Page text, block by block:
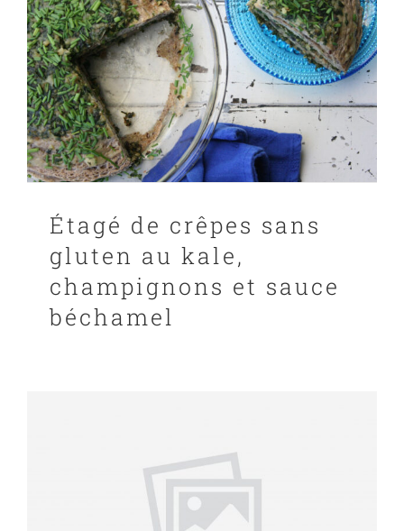
Étagé de crêpes sans
gluten au kale,
champignons et sauce
béchamel